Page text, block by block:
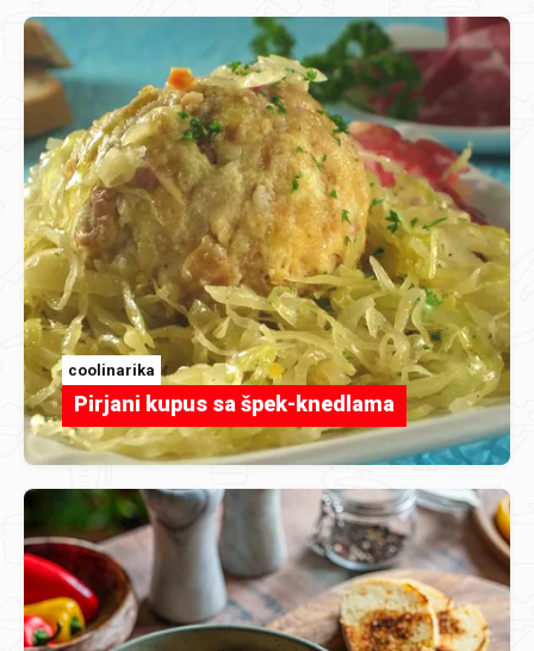
coolinarika
Pirjani kupus sa špek-knedlama